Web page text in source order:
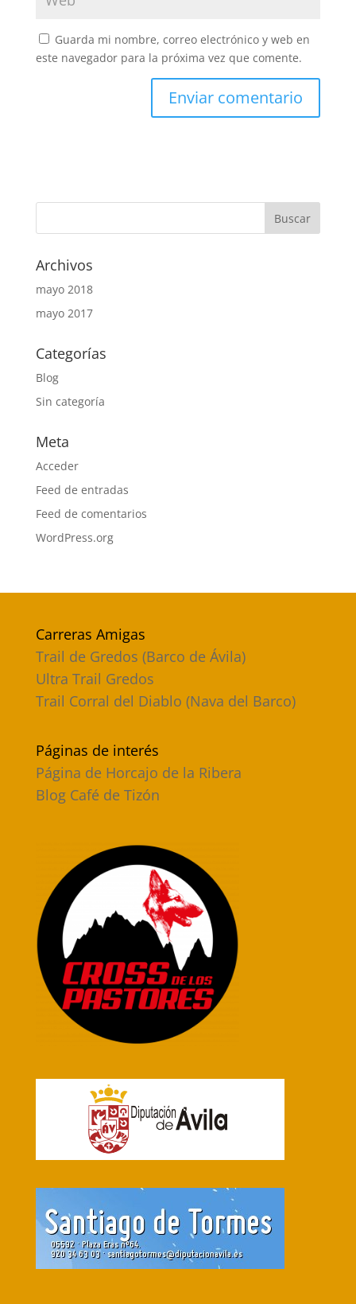
Guarda mi nombre, correo electrónico y web en
este navegador para la próxima vez que comente.
Archivos
mayo 2018
mayo 2017
Categorías
Blog
Sin categoría
Meta
Acceder
Feed de entradas
Feed de comentarios
WordPress.org
Carreras Amigas
Trail de Gredos (Barco de Ávila)
Ultra Trail Gredos
Trail Corral del Diablo (Nava del Barco)
Páginas de interés
Página de Horcajo de la Ribera
Blog Café de Tizón